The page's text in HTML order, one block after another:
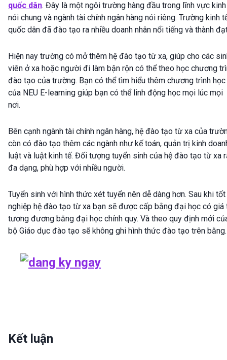
quốc dân. Đây là một ngôi trường hàng đầu trong lĩnh vực
nói chung và ngành tài chính ngân hàng nói riêng. Trường kinh
quốc dân đã đào tạo ra nhiều doanh nhân nổi tiếng và thành
Hiện nay trường có mở thêm hệ đào tạo từ xa, giúp cho các
viên ở xa hoặc người đi làm bận rộn có thể theo học chương
đào tạo của trường. Bạn có thể tìm hiểu thêm chương trình học
của NEU E-learning giúp bạn có thể linh động học mọi lúc mọi
nơi.
Bên cạnh ngành tài chính ngân hàng, hệ đào tạo từ xa của
còn có đào tạo thêm các ngành như kế toán, quản trị kinh
luật và luật kinh tế. Đối tượng tuyển sinh của hệ đào tạo từ xa
đa dạng, phù hợp với nhiều người.
Tuyển sinh với hình thức xét tuyển nên dễ dàng hơn. Sau khi tốt
nghiệp hệ đào tạo từ xa bạn sẽ được cấp bằng đại học có giá
tương đương bằng đại học chính quy. Và theo quy định mới
bộ Giáo dục đào tạo sẽ không ghi hình thức đào tạo trên bằng.
Kết luận